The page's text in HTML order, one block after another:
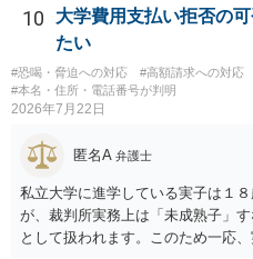
いては弁護士として能力不足なの
良いと思います。ただ、仮想通貨
かもしれません。
10
大学費用支払い拒否の
たい
#恐喝・脅迫への対応 #高額請求への対応
#本名・住所・電話番号が判明
2026年7月22日
匿名A 弁護士
私立大学に進学している実子は１
が、裁判所実務上は「未成熟子」
として扱われます。このため一応